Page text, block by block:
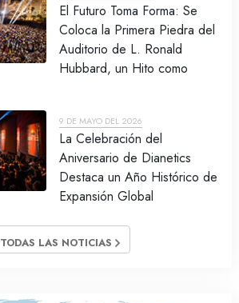
El Futuro Toma Forma: Se
Coloca la Primera Piedra del
Auditorio de L. Ronald
Hubbard, un Hito como
9 DE MAYO DEL 2026
La Celebración del
Aniversario de Dianetics
Destaca un Año Histórico de
Expansión Global
TODAS LAS NOTICIAS